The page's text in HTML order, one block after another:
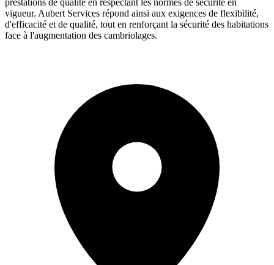
vigueur. Aubert Services répond ainsi aux exigences de flexibilité,
d'efficacité et de qualité, tout en renforçant la sécurité des habitations
face à l'augmentation des cambriolages.